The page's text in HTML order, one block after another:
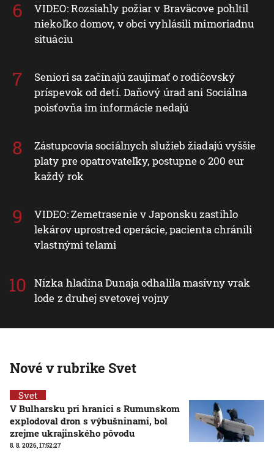
VIDEO: Rozsiahly požiar v Braväcove pohltil
niekoľko domov, v obci vyhlásili mimoriadnu
situáciu
Seniori sa začínajú zaujímať o rodičovský
príspevok od detí. Daňový úrad ani Sociálna
poisťovňa im informácie nedajú
Zástupcovia sociálnych služieb žiadajú vyššie
platy pre opatrovateľky, postupne o 200 eur
každý rok
VIDEO: Zemetrasenie v Japonsku zastihlo
lekárov uprostred operácie, pacienta chránili
vlastnými telami
Nízka hladina Dunaja odhalila masívny vrak
lode z druhej svetovej vojny
Nové v rubrike Svet
Svet
V Bulharsku pri hranici s Rumunskom
explodoval dron s výbušninami, bol
zrejme ukrajinského pôvodu
8. 8. 2026, 17:52:27